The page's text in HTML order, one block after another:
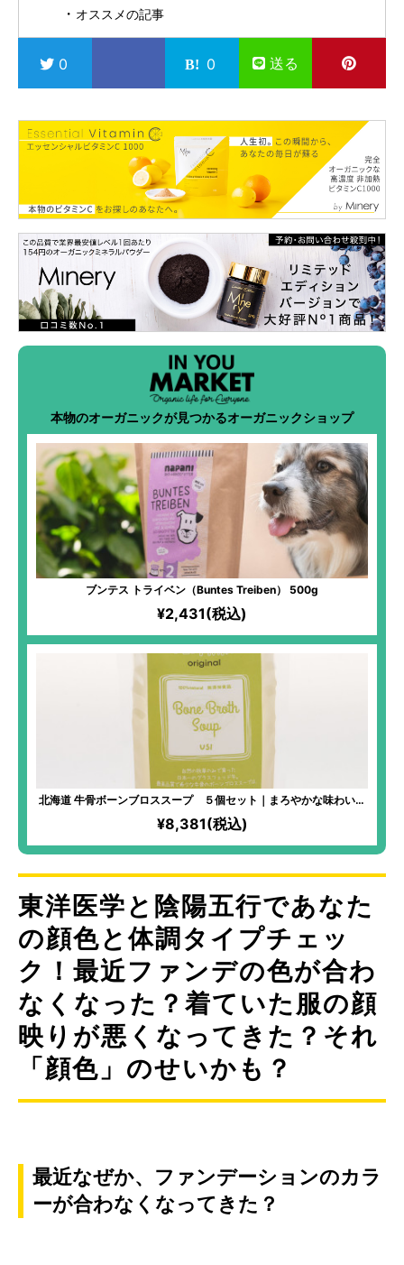
オススメの記事
0 0 送る
本物のオーガニックが見つかるオーガニックショップ
ブンテス トライベン（Buntes Treiben） 500g
¥2,431(税込)
北海道 牛骨ボーンブロススープ ５個セット｜まろやかな味わいで
後味すっきり 身体にしみ渡るやさしいおいしさ
¥8,381(税込)
東洋医学と陰陽五行であなた
の顔色と体調タイプチェッ
ク！最近ファンデの色が合わ
なくなった？着ていた服の顔
映りが悪くなってきた？それ
「顔色」のせいかも？
最近なぜか、ファンデーションのカラ
ーが合わなくなってきた？